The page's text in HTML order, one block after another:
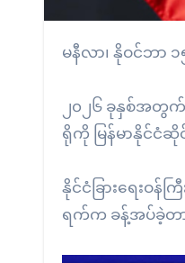
မနီလာ၊ နိုဝင်ဘာ ၁
၂၀၂၆ ခုနှစ်အတွက်
ရိုကို မြန်မာနိုင်ငံ
နိုင်ငံခြားရေးဝ
ရက်က ခန့်အပ်ခဲ့တာ